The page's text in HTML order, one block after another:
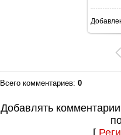
Всего комментариев: 0
Добавлять